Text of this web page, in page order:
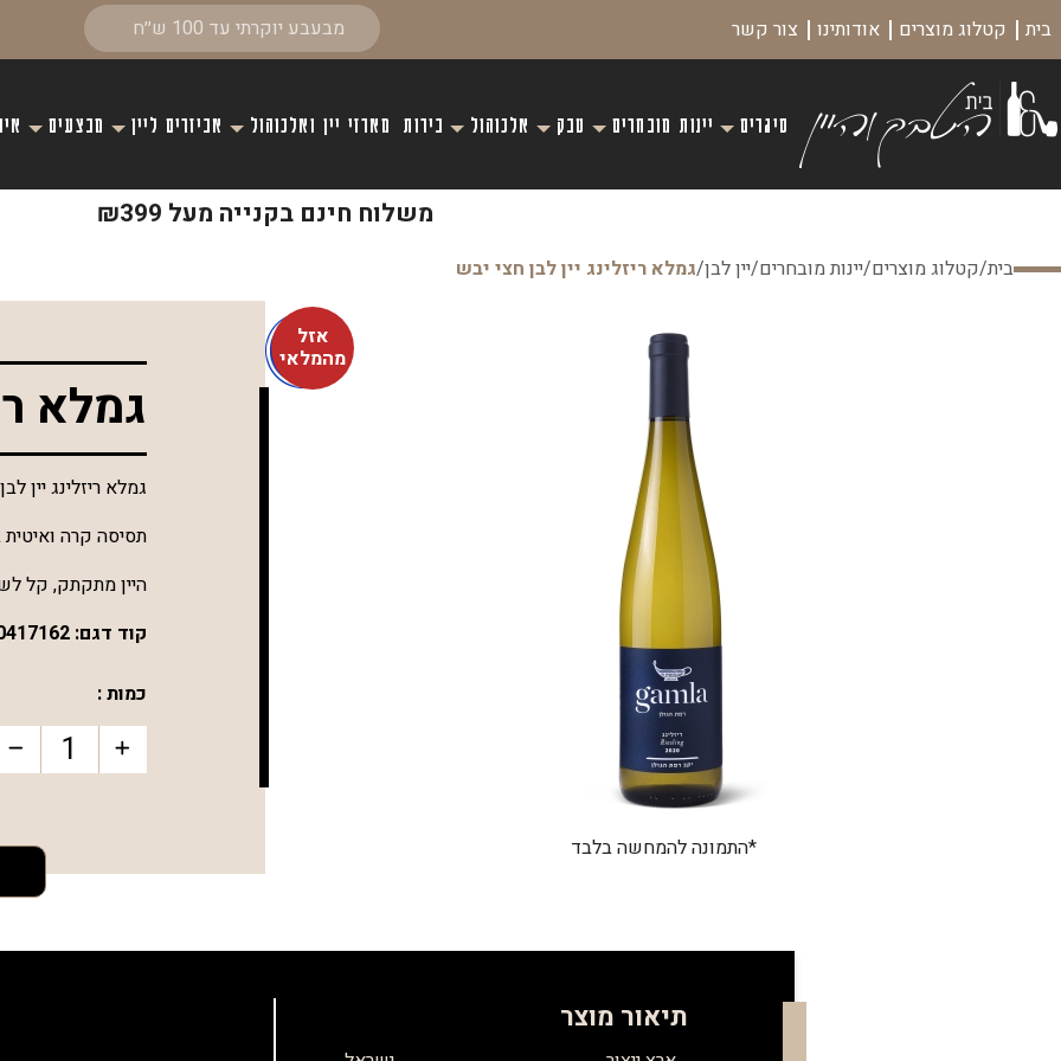
בית קטלוג מוצרים אודותינו צור קשר
סיגרים יינות מובחרים טבק אלכוהול בירות מארזי יין ואלכוהול אביזרים ליין מבצעים
משלוח חינם בקנייה מעל ₪399
בית/קטלוג מוצרים/יינות מובחרים/יין לבן/גמלא ריזלינג יין לבן חצי יבש
אזל
מהמלאי
*התמונה להמחשה בלבד
גמלא
גמלא ריזלינג יין
תסיסה‭ ‬קרה‭ ‬ואיטית‭ ‬במכלי‭ ‬נירוסטה‭ ‬שמרה‭ ‬על‭ ‬האופי‭ ‬הקלאסי‭ ‬של‭ ‬זן‭ ‬אציל‭ ‬זה‭.
היין‭ ‬מתקתק‭ ,‬קל‭ ‬לשתייה‭ ‬ומרענן‭ ‬ביותר‭.‬
קוד דגם:
כמות :
תיאור מוצר